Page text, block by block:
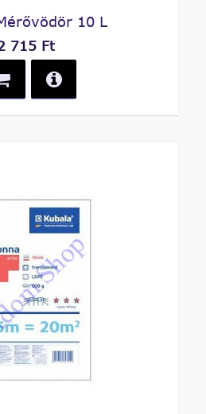
10 L
715 Ft